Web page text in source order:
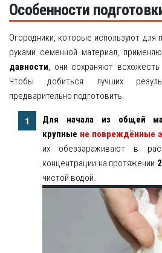
Особенности
Огородники, которые используют для
руками семенной материал,
давности, они сохраняют
Чтобы добиться лучших
предварительно подготовить.
Для начала из общей
крупные не повреждённые
их обеззараживают в
концентрации на протяжении
чистой водой.